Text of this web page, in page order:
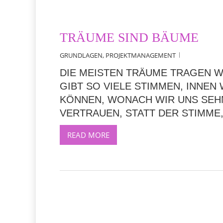
TRÄUME SIND BÄUME
GRUNDLAGEN, PROJEKTMANAGEMENT
DIE MEISTEN TRÄUME TRAGEN
GIBT SO VIELE STIMMEN, INNEN
ÖNNEN, WONACH WIR UNS
ERTRAUEN, STATT DER STIMME,
READ MORE